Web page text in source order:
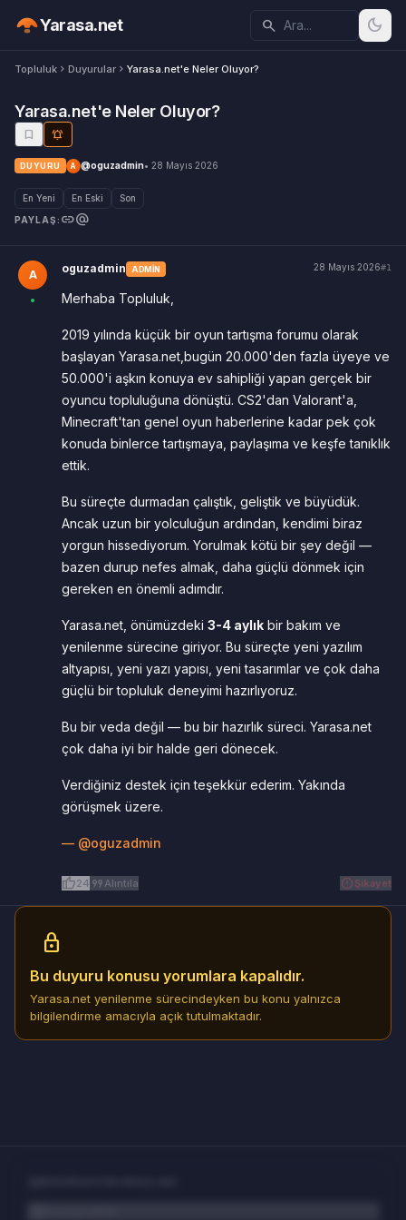
Yarasa.net search dark_mode
Topluluk chevron_right Duyurular chevron_right Yarasa.net'e Neler Oluyor?
Yarasa.net'e Neler Oluyor?
bookmark notifications_active
DUYURU A @oguzadmin• 28 Mayıs 2026
En Yeni En Eski
Son
PAYLAŞ: linkalternate_email
A oguzadmin ADMIN 28 Mayıs 2026#1
Merhaba Topluluk,
2019 yılında küçük bir oyun tartışma forumu olarak
başlayan Yarasa.net,bugün 20.000'den fazla üyeye ve
50.000'i aşkın konuya ev sahipliği yapan gerçek bir
oyuncu topluluğuna dönüştü. CS2'dan Valorant'a,
Minecraft'tan genel oyun haberlerine kadar pek çok
konuda binlerce tartışmaya, paylaşıma ve keşfe tanıklık
ettik.
Bu süreçte durmadan çalıştık, geliştik ve büyüdük.
Ancak uzun bir yolculuğun ardından, kendimi biraz
yorgun hissediyorum. Yorulmak kötü bir şey değil —
bazen durup nefes almak, daha güçlü dönmek için
gereken en önemli adımdır.
Yarasa.net, önümüzdeki 3-4 aylık bir bakım ve
yenilenme sürecine giriyor. Bu süreçte yeni yazılım
altyapısı, yeni yazı yapısı, yeni tasarımlar ve çok daha
güçlü bir topluluk deneyimi hazırlıyoruz.
Bu bir veda değil — bu bir hazırlık süreci. Yarasa.net
çok daha iyi bir halde geri dönecek.
Verdiğiniz destek için teşekkür ederim. Yakında
görüşmek üzere.
— @oguzadmin
thumb_up24 format_quote Alıntıla report Şikayet
lock
Bu duyuru konusu yorumlara kapalıdır.
Yarasa.net yenilenme sürecindeyken bu konu yalnızca
bilgilendirme amacıyla açık tutulmaktadır.